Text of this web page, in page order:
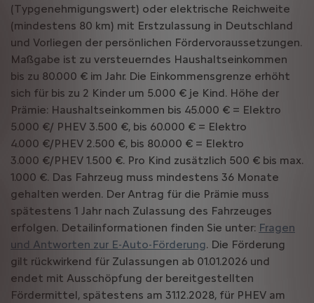
(Typgenehmigungswert) oder elektrische Reichweite
(mindestens 80 km) mit Erstzulassung in Deutschland
und Vorliegen der persönlichen Fördervoraussetzungen.
Maßgabe ist zu versteuerndes Haushaltseinkommen
bis zu 80.000 € im Jahr. Die Einkommensgrenze erhöht
sich für bis zu 2 Kinder um 5.000 € je Kind. Höhe der
Prämie: Haushaltseinkommen bis 45.000 € = Elektro
5.000 €/ PHEV 3.500 €, bis 60.000 € = Elektro
4.000 €/PHEV 2.500 €, bis 80.000 € = Elektro
3.000 €/PHEV 1.500 €. Pro Kind zusätzlich 500 € bis max.
1.000 €. Das Fahrzeug muss mindestens 36 Monate
gehalten werden. Der Antrag für die Prämie muss
spätestens 1 Jahr nach Zulassung des Fahrzeuges
erfolgen. Detailinformationen finden Sie unter: Fragen
und Antworten zur E-Auto-Förderung. Die Förderung
gilt rückwirkend für Zulassungen ab 01.01.2026 und
endet mit Ausschöpfung der bereitgestellten
Fördermittel, spätestens am 31.12.2028, für PHEV am